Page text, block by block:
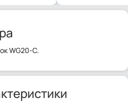
WG20-C.